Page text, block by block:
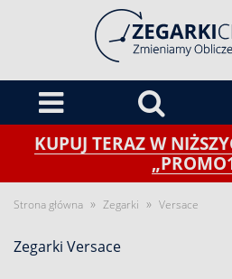
KUPUJ TERAZ W
Strona główna » Zegarki » Versace
Zegarki Versace